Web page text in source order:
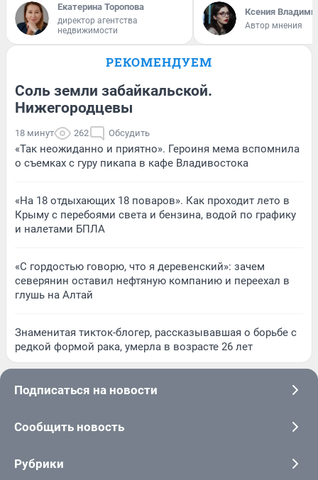
Екатерина Торопова
директор агентства
недвижимости
Ксения
Автор мнения
РЕКОМЕНДУЕМ
Соль земли забайкальской.
Нижегородцевы
18 минут 262 Обсудить
«Так неожиданно и приятно». Героиня мема вспомнила
о съемках с гуру пикапа в кафе Владивостока
«На 18 отдыхающих 18 поваров». Как проходит лето в
Крыму с перебоями света и бензина, водой по графику
и налетами БПЛА
«С гордостью говорю, что я деревенский»: зачем
северянин оставил нефтяную компанию и переехал в
глушь на Алтай
Знаменитая тикток-блогер, рассказывавшая о борьбе с
редкой формой рака, умерла в возрасте 26 лет
Подписаться на новости
Сообщить новость
Рубрики